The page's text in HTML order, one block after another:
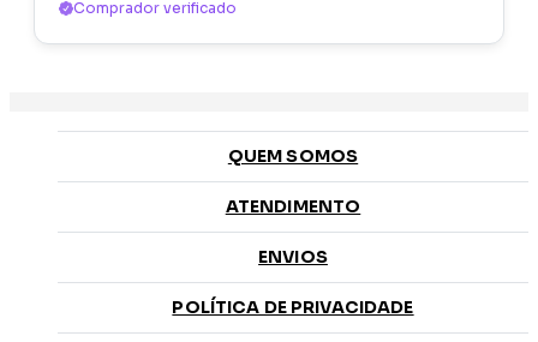
Comprador verificado
QUEM SOMOS
ATENDIMENTO
ENVIOS
POLÍTICA DE PRIVACIDADE